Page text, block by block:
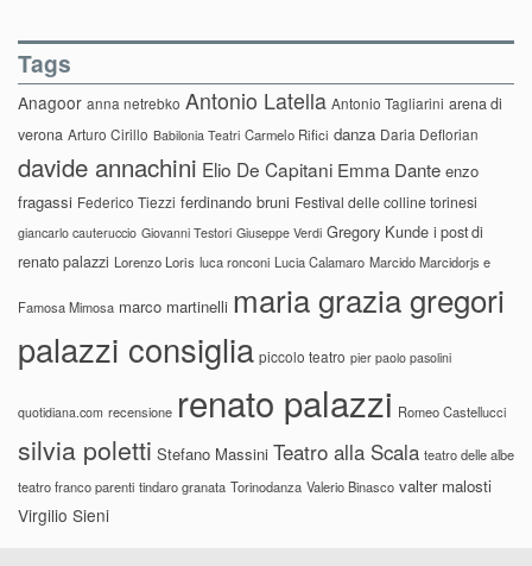
Tags
Anagoor anna netrebko Antonio Latella Antonio Tagliarini arena di
verona Arturo Cirillo Babilonia Teatri Carmelo Rifici danza Daria Deflorian
davide annachini Elio De Capitani Emma Dante enzo
fragassi Federico Tiezzi ferdinando bruni Festival delle colline torinesi
giancarlo cauteruccio Giovanni Testori Giuseppe Verdi Gregory Kunde i post di
renato palazzi Lorenzo Loris luca ronconi Lucia Calamaro Marcido Marcidorjs e
Famosa Mimosa marco martinelli maria grazia gregori
palazzi consiglia piccolo teatro pier paolo pasolini
quotidiana.com recensione renato palazzi Romeo Castellucci
silvia poletti Stefano Massini Teatro alla Scala teatro delle albe
teatro franco parenti tindaro granata Torinodanza Valerio Binasco valter malosti
Virgilio Sieni